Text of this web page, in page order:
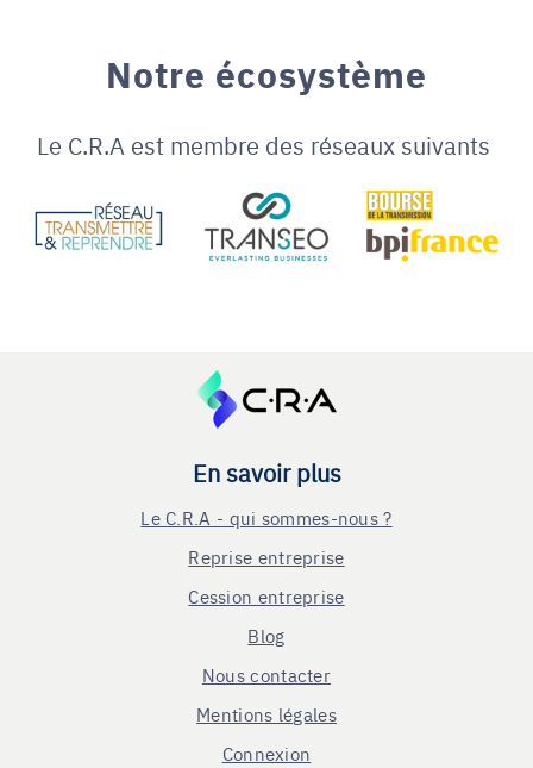
Notre écosystème
Le C.R.A est membre des réseaux suivants
En savoir plus
Le C.R.A - qui sommes-nous ?
Reprise entreprise
Cession entreprise
Blog
Nous contacter
Mentions légales
Connexion